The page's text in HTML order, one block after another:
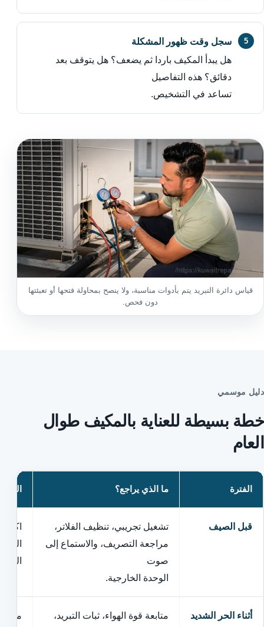
سجل وقت ظهور المشكلة
هل يبدأ المكيف باردا ثم يضعف؟ هل يتوقف بعد
دقائق؟ هذه التفاصيل
تساعد في التشخيص.
قياس دائرة التبريد يتم بأدوات مناسبة، ولا ينصح بمحاولة فتحها أو تعبئتها
دون فحص.
دليل موسمي
خطة بسيطة للعناية بالمكيف طوال
العام
الفترة ما الذي يراجع؟
قبل الصيف
تشغيل تجريبي، تنظيف الفلاتر،
مراجعة التصريف، والاستماع إلى
صوت
الوحدة الخارجية.
أثناء الحر الشديد
متابعة قوة الهواء، ثبات التبريد،
منع